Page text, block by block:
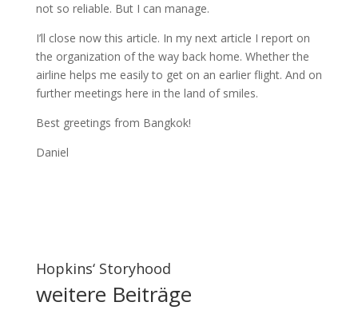
not so reliable. But I can manage.
I’ll close now this article. In my next article I report on
the organization of the way back home. Whether the
airline helps me easily to get on an earlier flight. And on
further meetings here in the land of smiles.
Best greetings from Bangkok!
Daniel
Hopkins‘ Storyhood
weitere Beiträge